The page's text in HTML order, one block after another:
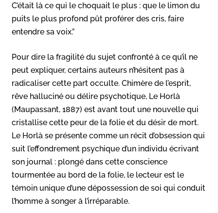
C’était là ce qui le choquait le plus : que le limon du
puits le plus profond pût proférer des cris, faire
entendre sa voix.”
Pour dire la fragilité du sujet confronté à ce qu’il ne
peut expliquer, certains auteurs n’hésitent pas à
radicaliser cette part occulte. Chimère de l’esprit,
rêve halluciné ou délire psychotique, Le Horlà
(Maupassant, 1887) est avant tout une nouvelle qui
cristallise cette peur de la folie et du désir de mort.
Le Horlà se présente comme un récit d’obsession qui
suit l’effondrement psychique d’un individu écrivant
son journal : plongé dans cette conscience
tourmentée au bord de la folie, le lecteur est le
témoin unique d’une dépossession de soi qui conduit
l’homme à songer à l’irréparable.